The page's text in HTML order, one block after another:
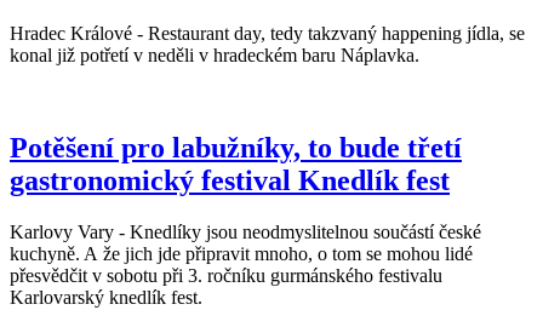
Hradec Králové - Restaurant day, tedy takzvaný happening jídla, se
konal již potřetí v neděli v hradeckém baru Náplavka.
Potěšení pro labužníky, to bude třetí
gastronomický festival Knedlík fest
Karlovy Vary - Knedlíky jsou neodmyslitelnou součástí české
kuchyně. A že jich jde připravit mnoho, o tom se mohou lidé
přesvědčit v sobotu při 3. ročníku gurmánského festivalu
Karlovarský knedlík fest.